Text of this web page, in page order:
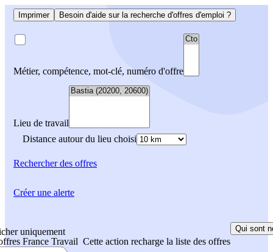
Imprimer Besoin d'aide sur la recherche d'offres d'emploi ?
Métier, compétence, mot-clé, numéro d'offre
Lieu de travail
Distance autour du lieu choisi
Rechercherdes offres
uniquement
France Travail Cette action recharge la liste des offres
Qui sont
Créer une alerte